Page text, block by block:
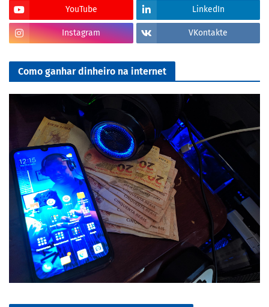
YouTube LinkedIn
Instagram VKontakte
Como ganhar dinheiro na internet